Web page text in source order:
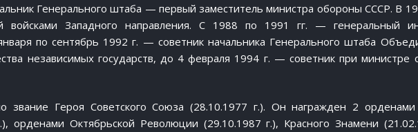
Генерального штаба — первый заместитель министра обороны СССР. В
войсками Западного направления. С 1988 по 1991 гг. — генеральный
по сентябрь 1992 г. — советник начальника Генерального штаба
независимых государств, до 4 февраля 1994 г. — советник при министре
звание Героя Советского Союза (28.10.1977 г.). Он награжден 2
орденами Октябрьской Революции (29.10.1987 г.), Красного Знамени